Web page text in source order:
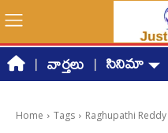
వార్తలు సినిమా
Home Tags Raghupathi Reddy